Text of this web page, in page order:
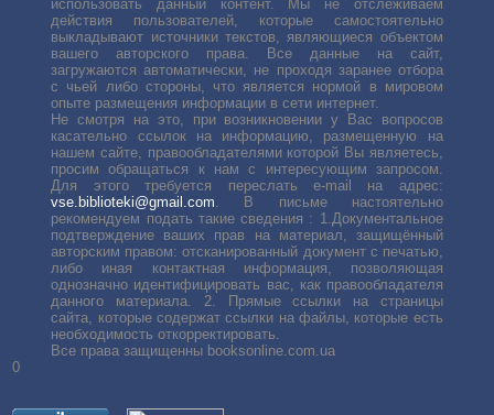
использовать данный контент. Мы не отслеживаем
действия пользователей, которые самостоятельно
выкладывают источники текстов, являющиеся объектом
вашего авторского права. Все данные на сайт,
загружаются автоматически, не проходя заранее отбора
с чьей либо стороны, что является нормой в мировом
опыте размещения информации в сети интернет.
Не смотря на это, при возникновении у Вас вопросов
касательно ссылок на информацию, размещенную на
нашем сайте, правообладателями которой Вы являетесь,
просим обращаться к нам с интересующим запросом.
Для этого требуется переслать е-mail на адрес:
vse.biblioteki@gmail.com . В письме настоятельно
рекомендуем подать такие сведения : 1.Документальное
подтверждение ваших прав на материал, защищённый
авторским правом: отсканированный документ с печатью,
либо иная контактная информация, позволяющая
однозначно идентифицировать вас, как правообладателя
данного материала. 2. Прямые ссылки на страницы
сайта, которые содержат ссылки на файлы, которые есть
необходимость откорректировать.
Все права защищенны booksonline.com.ua
0